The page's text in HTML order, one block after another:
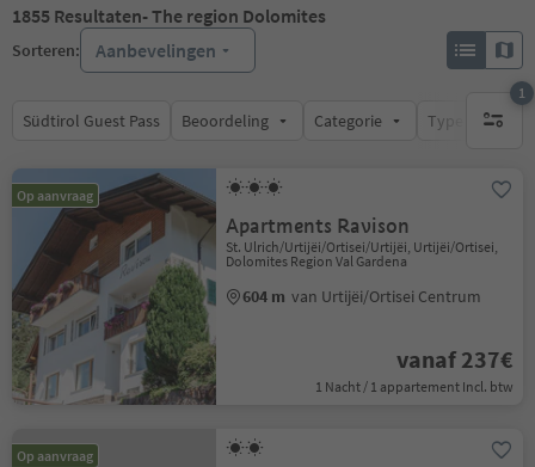
1855 Resultaten- The region Dolomites
Sorteren: Aanbevelingen
Südtirol Guest Pass Beoordeling Categorie Type catering
1
1
Op aanvraag
Apartments Ravison
St. Ulrich/Urtijëi/Ortisei/Urtijëi, Urtijëi/Ortisei,
Dolomites Region Val Gardena
604 m van Urtijëi/Ortisei Centrum
vanaf 237€
1 Nacht / 1 appartement Incl. btw
Op aanvraag